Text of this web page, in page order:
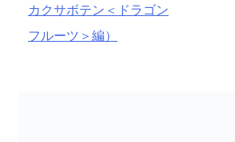
ナ
ビ
カクサボテン＜ドラゴン
フルーツ＞編）